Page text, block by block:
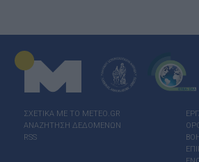
ΣΧΕΤΙΚΑ ΜΕ ΤΟ ΜΕΤΕΟ.GR
ΑΝΑΖΗΤΗΣΗ ΔΕΔΟΜΕΝΩΝ
RSS